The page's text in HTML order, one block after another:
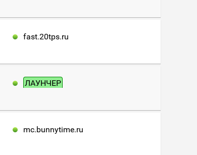
fast.20tps.ru
ЛАУНЧЕР
mc.bunnytime.ru